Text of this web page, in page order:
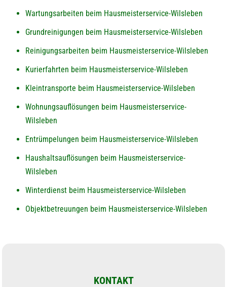
Wartungsarbeiten beim Hausmeisterservice-Wilsleben
Grundreinigungen beim Hausmeisterservice-Wilsleben
Reinigungsarbeiten beim Hausmeisterservice-Wilsleben
Kurierfahrten beim Hausmeisterservice-Wilsleben
Kleintransporte beim Hausmeisterservice-Wilsleben
Wohnungsauflösungen beim Hausmeisterservice-
Wilsleben
Entrümpelungen beim Hausmeisterservice-Wilsleben
Haushaltsauflösungen beim Hausmeisterservice-
Wilsleben
Winterdienst beim Hausmeisterservice-Wilsleben
Objektbetreuungen beim Hausmeisterservice-Wilsleben
KONTAKT